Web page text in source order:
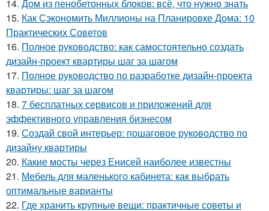
14. Дом из пенобетонных блоков: всё, что нужно знать
15. Как Сэкономить Миллионы на Планировке Дома: 10
Практических Советов
16. Полное руководство: как самостоятельно создать
дизайн-проект квартиры шаг за шагом
17. Полное руководство по разработке дизайн-проекта
квартиры: шаг за шагом
18. 7 бесплатных сервисов и приложений для
эффективного управления бизнесом
19. Создай свой интерьер: пошаговое руководство по
дизайну квартиры
20. Какие мосты через Енисей наиболее известны
21. Мебель для маленького кабинета: как выбрать
оптимальные варианты
22. Где хранить крупные вещи: практичные советы и